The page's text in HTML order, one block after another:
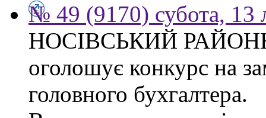
№ 49 (9170) субота, 13
НОСІВСЬКИЙ
оголошує конкурс на
головного бухгалтера.